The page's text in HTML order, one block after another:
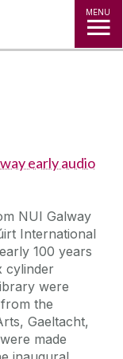
MENU
early audio
NUI Galway
International
100 years
cylinder
were
the
Gaeltacht,
made